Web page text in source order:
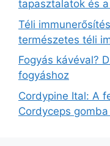
tapasztalatok és
Téli
természetes téli
Fogyás kávéval?
fogyáshoz
Cordypine Ital: A
Cordyceps